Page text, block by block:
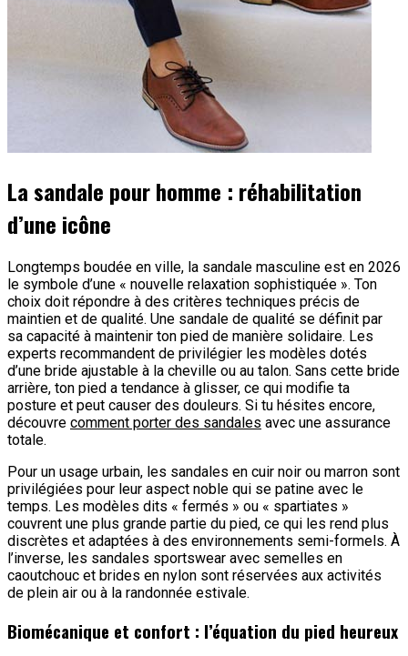
La sandale pour homme : réhabilitation
d’une icône
Longtemps boudée en ville, la sandale masculine est en 2026
le symbole d’une « nouvelle relaxation sophistiquée ». Ton
choix doit répondre à des critères techniques précis de
maintien et de qualité. Une sandale de qualité se définit par
sa capacité à maintenir ton pied de manière solidaire. Les
experts recommandent de privilégier les modèles dotés
d’une bride ajustable à la cheville ou au talon. Sans cette bride
arrière, ton pied a tendance à glisser, ce qui modifie ta
posture et peut causer des douleurs. Si tu hésites encore,
découvre comment porter des sandales avec une assurance
totale.
Pour un usage urbain, les sandales en cuir noir ou marron sont
privilégiées pour leur aspect noble qui se patine avec le
temps. Les modèles dits « fermés » ou « spartiates »
couvrent une plus grande partie du pied, ce qui les rend plus
discrètes et adaptées à des environnements semi-formels. À
l’inverse, les sandales sportswear avec semelles en
caoutchouc et brides en nylon sont réservées aux activités
de plein air ou à la randonnée estivale.
Biomécanique et confort : l’équation du pied heureux